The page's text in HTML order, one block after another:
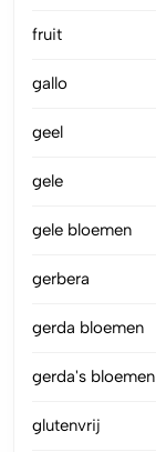
fruit
gallo
geel
gele
gele bloemen
gerbera
gerda bloemen
gerda's bloemen
glutenvrij